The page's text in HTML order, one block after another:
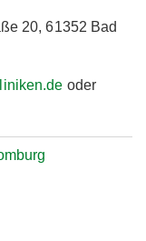
20, 61352 Bad
oder